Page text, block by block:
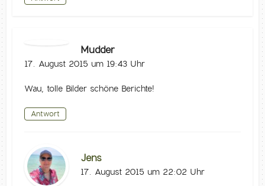
Mudder
17. August 2015 um 19:43 Uhr
Wau, tolle Bilder schöne Berichte!
Antwort
Jens
17. August 2015 um 22:02 Uhr